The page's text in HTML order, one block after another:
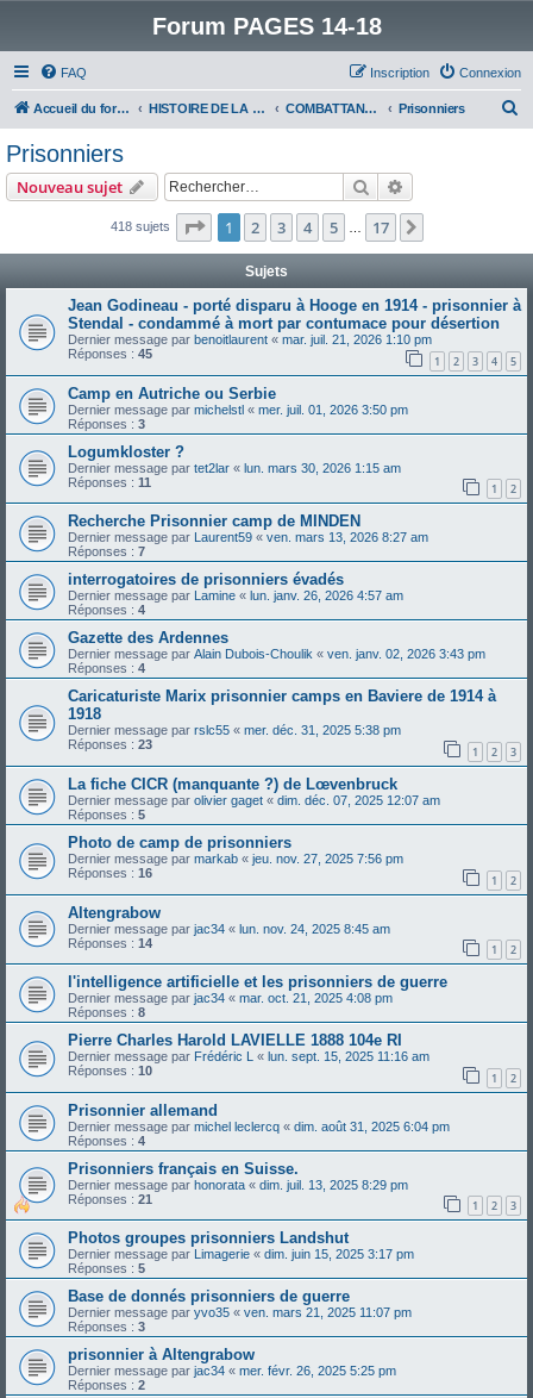
Forum PAGES 14-18
FAQ Connexion
Inscription
Accueil du forum HISTOIRE DE LA GRANDE GUERRE COMBATTANTS DE LA GRANDE GUERRE Prisonniers
h
Prisonniers
Nouveau sujet Rechercher
418 sujets Page 1sur17
1 2 3 4 5 17
Sujets
Jean Godineau - porté disparu à Hooge en 1914 - prisonnier à
Stendal - condammé à mort par contumace pour désertion
Dernier message par benoitlaurent « mar. juil. 21, 2026 1:10 pm
Réponses : 45 1 2 3 4 5
Camp en Autriche ou Serbie
Dernier message par michelstl « mer. juil. 01, 2026 3:50 pm
Réponses : 3
Logumkloster ?
Dernier message par tet2lar « lun. mars 30, 2026 1:15 am
Réponses : 11 1 2
Recherche Prisonnier camp de MINDEN
Dernier message par Laurent59 « ven. mars 13, 2026 8:27 am
Réponses : 7
interrogatoires de prisonniers évadés
Dernier message par Lamine « lun. janv. 26, 2026 4:57 am
Réponses : 4
Gazette des Ardennes
Dernier message par Alain Dubois-Choulik « ven. janv. 02, 2026 3:43 pm
Réponses : 4
Caricaturiste Marix prisonnier camps en Baviere de 1914 à
1918
Dernier message par rslc55 « mer. déc. 31, 2025 5:38 pm
Réponses : 23 1 2 3
La fiche CICR (manquante ?) de Lœvenbruck
Dernier message par olivier gaget « dim. déc. 07, 2025 12:07 am
Réponses : 5
Photo de camp de prisonniers
Dernier message par markab « jeu. nov. 27, 2025 7:56 pm
Réponses : 16 1 2
Altengrabow
Dernier message par jac34 « lun. nov. 24, 2025 8:45 am
Réponses : 14 1 2
l'intelligence artificielle et les prisonniers de guerre
Dernier message par jac34 « mar. oct. 21, 2025 4:08 pm
Réponses : 8
Pierre Charles Harold LAVIELLE 1888 104e RI
Dernier message par Frédéric L « lun. sept. 15, 2025 11:16 am
Réponses : 10 1 2
Prisonnier allemand
Dernier message par michel leclercq « dim. août 31, 2025 6:04 pm
Réponses : 4
Prisonniers français en Suisse.
Dernier message par honorata « dim. juil. 13, 2025 8:29 pm
Réponses : 21 1 2 3
Photos groupes prisonniers Landshut
Dernier message par Limagerie « dim. juin 15, 2025 3:17 pm
Réponses : 5
Base de donnés prisonniers de guerre
Dernier message par yvo35 « ven. mars 21, 2025 11:07 pm
Réponses : 3
prisonnier à Altengrabow
Dernier message par jac34 « mer. févr. 26, 2025 5:25 pm
Réponses : 2